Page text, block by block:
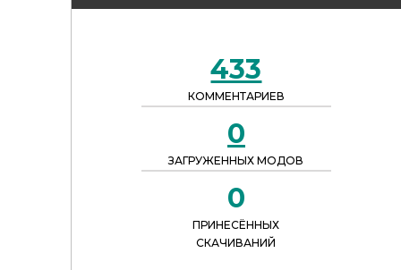
433
КОММЕНТАРИЕВ
0
ЗАГРУЖЕННЫХ МОДОВ
0
ПРИНЕСЁННЫХ
СКАЧИВАНИЙ